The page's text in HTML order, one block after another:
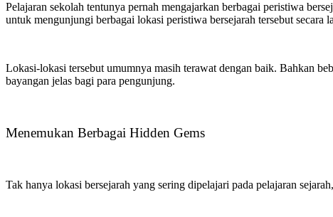
Pelajaran sekolah tentunya pernah mengajarkan berbagai peristiwa
untuk mengunjungi berbagai lokasi peristiwa bersejarah tersebut secara
Lokasi-lokasi tersebut umumnya masih terawat dengan baik. Bahkan
bayangan jelas bagi para pengunjung.
Menemukan Berbagai Hidden Gems
Tak hanya lokasi bersejarah yang sering dipelajari pada pelajaran